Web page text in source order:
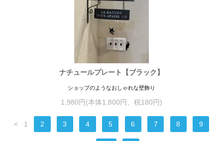
ナチュールプレート【ブラック】
ショップのようなおしゃれな壁飾り
1,980円(本体1,800円、税180円)
< 1 2 3 4 5 6 7 8 9